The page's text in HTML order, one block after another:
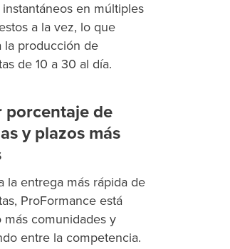
en múltiples
a la vez, lo que
la producción de
de 10 a 30 al día.
porcentaje de
y plazos más
la entrega más rápida de
ProFormance está
más comunidades y
entre la competencia.